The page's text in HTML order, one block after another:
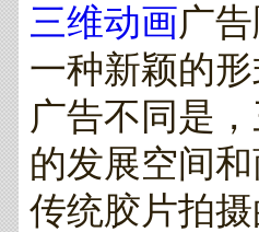
三维动画广
一种新颖的
广告不同是
的发展空间
传统胶片拍